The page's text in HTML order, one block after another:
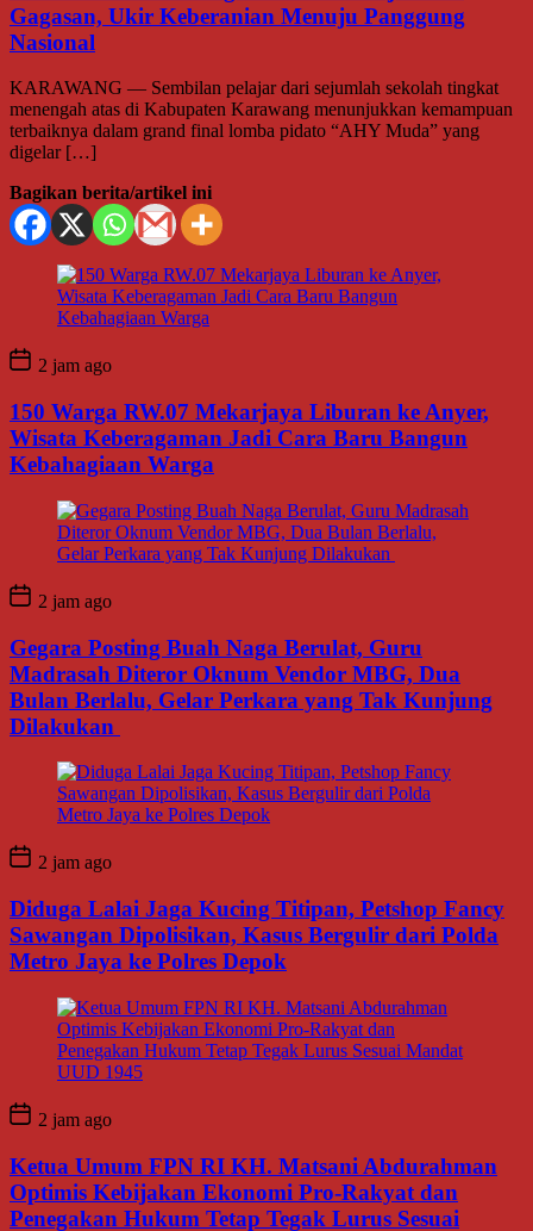
Gagasan, Ukir Keberanian Menuju Panggung
Nasional
KARAWANG — Sembilan pelajar dari sejumlah sekolah tingkat
menengah atas di Kabupaten Karawang menunjukkan kemampuan
terbaiknya dalam grand final lomba pidato “AHY Muda” yang
digelar […]
Bagikan berita/artikel ini
2 jam ago
150 Warga RW.07 Mekarjaya Liburan ke Anyer,
Wisata Keberagaman Jadi Cara Baru Bangun
Kebahagiaan Warga
2 jam ago
Gegara Posting Buah Naga Berulat, Guru
Madrasah Diteror Oknum Vendor MBG, Dua
Bulan Berlalu, Gelar Perkara yang Tak Kunjung
Dilakukan
2 jam ago
Diduga Lalai Jaga Kucing Titipan, Petshop Fancy
Sawangan Dipolisikan, Kasus Bergulir dari Polda
Metro Jaya ke Polres Depok
2 jam ago
Ketua Umum FPN RI KH. Matsani Abdurahman
Optimis Kebijakan Ekonomi Pro-Rakyat dan
Penegakan Hukum Tetap Tegak Lurus Sesuai